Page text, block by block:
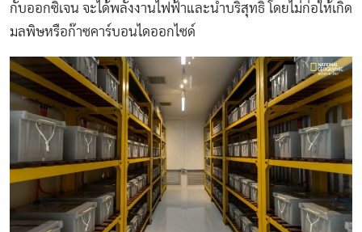
กับออกซิเจน จะได้พลังงานไฟฟ้าและน้ำบริสุทธิ์ โดยไม่ก่อให้เกิด
มลพิษหรือก๊าซคาร์บอนไดออกไซด์